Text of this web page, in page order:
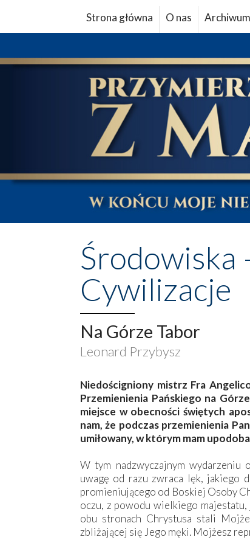
Strona główna O nas Archiwum
Środowiska
Cywilizacje
Na Górze Tabor
Leonard Przybysz
Niedościgniony mistrz Fra
Przemienienia Pańskiego na
miejsce w obecności świętych
nam, że podczas przemienienia
umiłowany, w którym mam
W tym nadzwyczajnym wydarzeniu
uwagę od razu zwraca lęk, jakiego
promieniującego od Boskiej Osoby
oczu, z powodu wielkiego majestatu,
obu stronach Chrystusa stali
zbliżającej się Jego męki. Mojżesz